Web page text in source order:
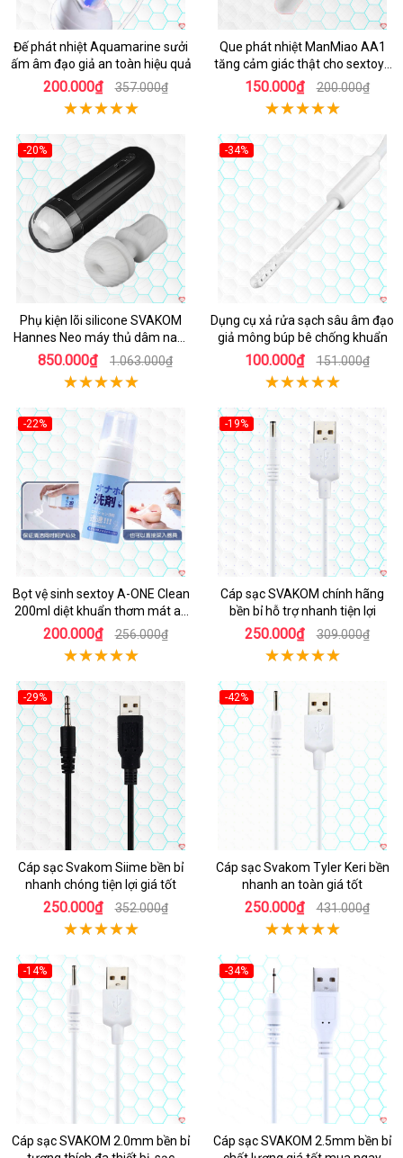
Đế phát nhiệt Aquamarine sưởi
ấm âm đạo giả an toàn hiệu quả
200.000₫ 357.000₫
Que phát nhiệt ManMiao AA1
tăng cảm giác thật cho sextoys
âm đạo
150.000₫ 200.000₫
-20%
Hot
Phụ kiện lõi silicone SVAKOM
Hannes Neo máy thủ dâm nam
siêu bền
850.000₫ 1.063.000₫
-34%
Hot
Dụng cụ xả rửa sạch sâu âm đạo
giả mông búp bê chống khuẩn
100.000₫ 151.000₫
-22%
Hot
Bọt vệ sinh sextoy A-ONE Clean
200ml diệt khuẩn thơm mát an
toàn
200.000₫ 256.000₫
-19%
Cáp sạc SVAKOM chính hãng
bền bỉ hỗ trợ nhanh tiện lợi
250.000₫ 309.000₫
-29%
Cáp sạc Svakom Siime bền bỉ
nhanh chóng tiện lợi giá tốt
250.000₫ 352.000₫
-42%
Cáp sạc Svakom Tyler Keri bền
nhanh an toàn giá tốt
250.000₫ 431.000₫
-14%
Cáp sạc SVAKOM 2.0mm bền bỉ
-34%
Cáp sạc SVAKOM 2.5mm bền bỉ